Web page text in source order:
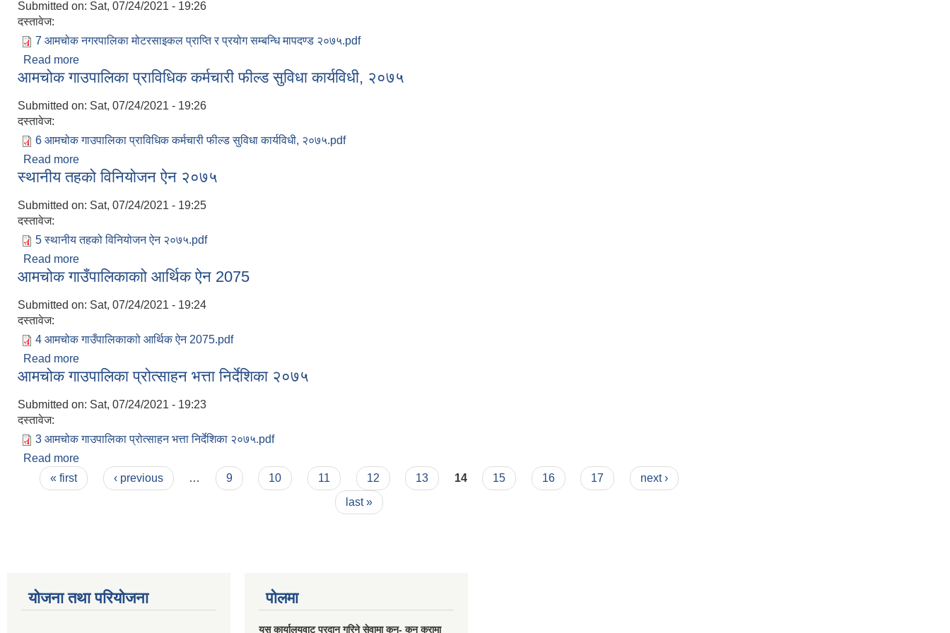
Submitted on: Sat, 07/24/2021 - 19:26
दस्तावेज:
7 आमचोक नगरपालिका मोटरसाइकल प्राप्ति र प्रयोग सम्बन्धि मापदण्ड २०७५.pdf
Read more
आमचोक गाउपालिका प्राविधिक कर्मचारी फील्ड सुविधा कार्यविधी, २०७५
Submitted on: Sat, 07/24/2021 - 19:26
दस्तावेज:
6 आमचोक गाउपालिका प्राविधिक कर्मचारी फील्ड सुविधा कार्यविधी, २०७५.pdf
Read more
स्थानीय तहको विनियोजन ऐन २०७५
Submitted on: Sat, 07/24/2021 - 19:25
दस्तावेज:
5 स्थानीय तहको विनियोजन ऐन २०७५.pdf
Read more
आमचोक गाउँपालिकाकाो आर्थिक ऐन 2075
Submitted on: Sat, 07/24/2021 - 19:24
दस्तावेज:
4 आमचोक गाउँपालिकाकाो आर्थिक ऐन 2075.pdf
Read more
आमचोक गाउपालिका प्रोत्साहन भत्ता निर्देशिका २०७५
Submitted on: Sat, 07/24/2021 - 19:23
दस्तावेज:
3 आमचोक गाउपालिका प्रोत्साहन भत्ता निर्देशिका २०७५.pdf
Read more
Pages
« first ‹ previous … 9 10 11 12 13 14 15 16 17
next ›
last »
योजना तथा परियोजना पोलमा
यस कार्यालयवाट प्रदान गरिने सेवामा कुन- कुन कुरामा